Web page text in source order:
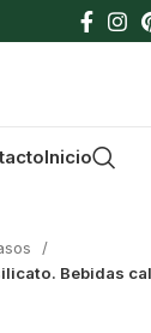
Inicio
Bebidas